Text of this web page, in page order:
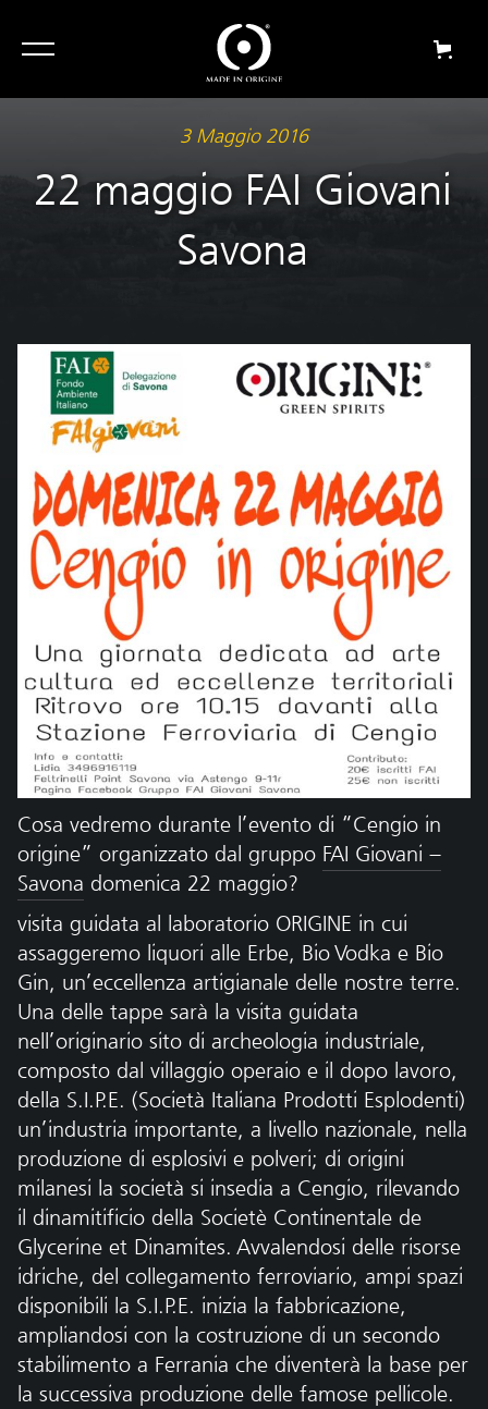
3 Maggio 2016
22 maggio FAI Giovani
Savona
Cosa vedremo durante l’evento di “Cengio in
origine” organizzato dal gruppo FAI Giovani –
Savona domenica 22 maggio?
visita guidata al laboratorio ORIGINE in cui
assaggeremo liquori alle Erbe, Bio Vodka e Bio
Gin, un’eccellenza artigianale delle nostre terre.
Una delle tappe sarà la visita guidata
nell’originario sito di archeologia industriale,
composto dal villaggio operaio e il dopo lavoro,
della S.I.P.E. (Società Italiana Prodotti Esplodenti)
un’industria importante, a livello nazionale, nella
produzione di esplosivi e polveri; di origini
milanesi la società si insedia a Cengio, rilevando
il dinamitificio della Societè Continentale de
Glycerine et Dinamites. Avvalendosi delle risorse
idriche, del collegamento ferroviario, ampi spazi
disponibili la S.I.P.E. inizia la fabbricazione,
ampliandosi con la costruzione di un secondo
stabilimento a Ferrania che diventerà la base per
la successiva produzione delle famose pellicole.